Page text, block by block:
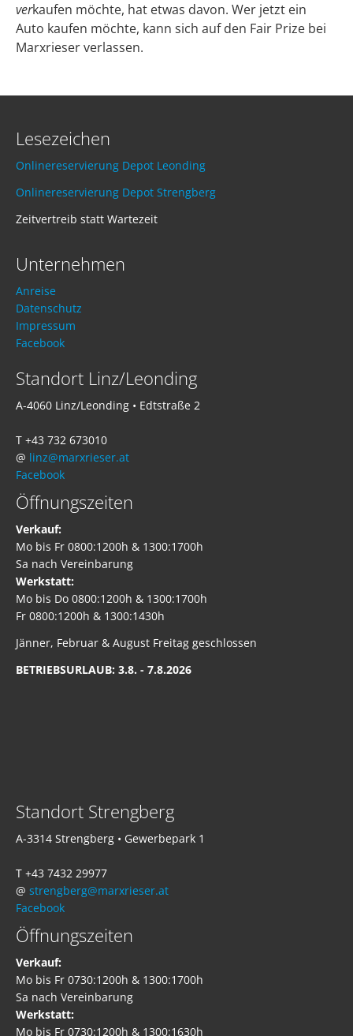
verkaufen möchte, hat etwas davon. Wer jetzt ein
Auto kaufen möchte, kann sich auf den Fair Prize bei
Marxrieser verlassen.
Lesezeichen
Onlinereservierung Depot Leonding
Onlinereservierung Depot Strengberg
Zeitvertreib statt Wartezeit
Unternehmen
Anreise
Datenschutz
Impressum
Facebook
Standort Linz/Leonding
A-4060 Linz/Leonding • Edtstraße 2
T +43 732 673010
@ linz@marxrieser.at
Facebook
Öffnungszeiten
Verkauf:
Mo bis Fr 0800:1200h & 1300:1700h
Sa nach Vereinbarung
Werkstatt:
Mo bis Do 0800:1200h & 1300:1700h
Fr 0800:1200h & 1300:1430h
Jänner, Februar & August Freitag geschlossen
BETRIEBSURLAUB: 3.8. - 7.8.2026
Standort Strengberg
A-3314 Strengberg • Gewerbepark 1
T +43 7432 29977
@ strengberg@marxrieser.at
Facebook
Öffnungszeiten
Verkauf:
Mo bis Fr 0730:1200h & 1300:1700h
Sa nach Vereinbarung
Werkstatt:
Mo bis Fr 0730:1200h & 1300:1630h